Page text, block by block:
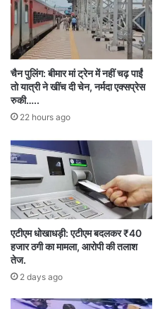
बनाकर मामले लटका रखे हैं।
पेंशन, वेतन विसंगति,
और अन्य मुद्दों पर कोई ठोस
प्रदर्शन के दौरान संघ के
जगदीप बजाज, सोनाली
प्रजापति, महेंद्र साहू, हरीश
सिंह समेत बड़ी संख्या में
सभी ने सरकार से जल्द
कि अगर उनकी मांगों की
होगा।
चैन पुलिंग: बीमार मां ट्रेन में नहीं चढ़ पाईं
तो यात्री ने खींच दी चेन, नर्मदा एक्सप्रेस
रुकी…..
22 hours ago
एटीएम धोखाधड़ी: एटीएम बदलकर ₹40
हजार ठगी का मामला, आरोपी की तलाश
तेज.
2 days ago